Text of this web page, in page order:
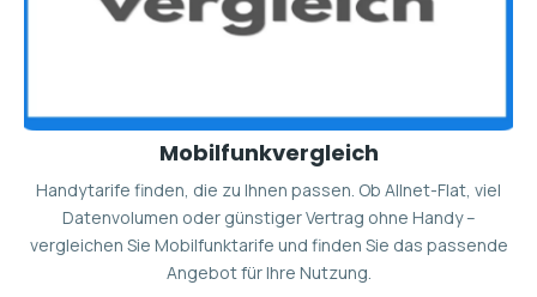
Mobilfunkvergleich
Handytarife finden, die zu Ihnen passen. Ob Allnet-Flat, viel
Datenvolumen oder günstiger Vertrag ohne Handy –
vergleichen Sie Mobilfunktarife und finden Sie das passende
Angebot für Ihre Nutzung.